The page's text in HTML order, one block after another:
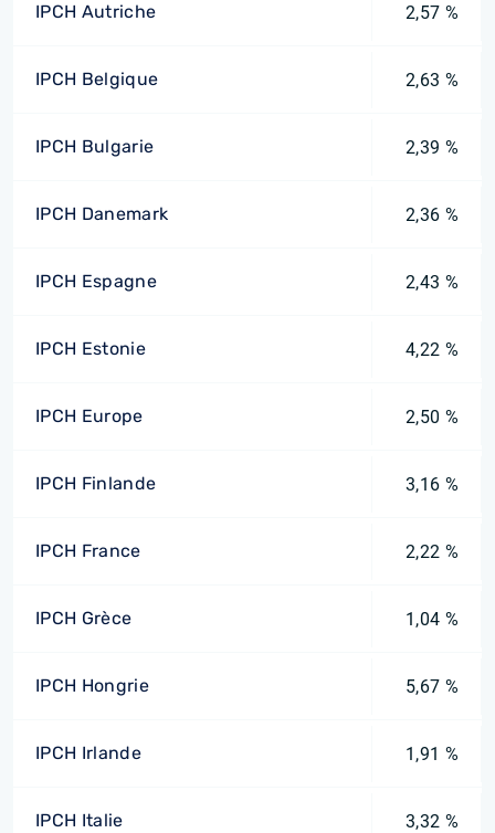
IPCH Autriche 2,57 %
IPCH Belgique 2,63 %
IPCH Bulgarie 2,39 %
IPCH Danemark 2,36 %
IPCH Espagne 2,43 %
IPCH Estonie 4,22 %
IPCH Europe 2,50 %
IPCH Finlande 3,16 %
IPCH France 2,22 %
IPCH Grèce 1,04 %
IPCH Hongrie 5,67 %
IPCH Irlande 1,91 %
IPCH Italie 3,32 %